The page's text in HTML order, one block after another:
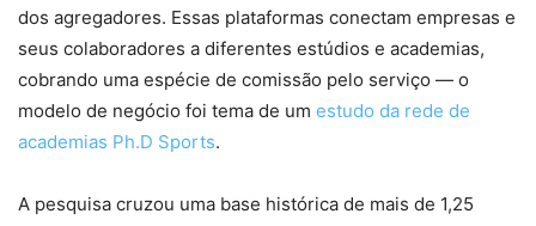
dos agregadores. Essas plataformas conectam empresas e
seus colaboradores a diferentes estúdios e academias,
cobrando uma espécie de comissão pelo serviço — o
modelo de negócio foi tema de um estudo da rede de
academias Ph.D Sports.
A pesquisa cruzou uma base histórica de mais de 1,25